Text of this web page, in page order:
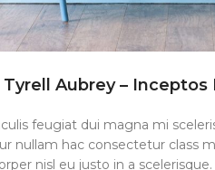
Tyrell Aubrey – Inceptos
feugiat dui magna mi
nullam hac consectetur class
nisl eu justo in a